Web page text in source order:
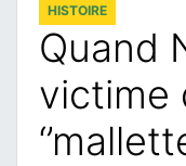
HISTOIRE
Quand
victime